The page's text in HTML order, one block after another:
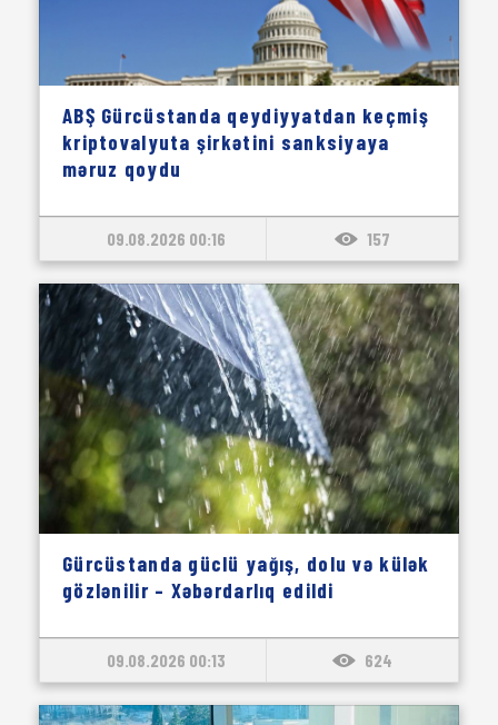
ABŞ Gürcüstanda qeydiyyatdan keçmiş
kriptovalyuta şirkətini sanksiyaya
məruz qoydu
09.08.2026 00:16 157
Gürcüstanda güclü yağış, dolu və külək
gözlənilir – Xəbərdarlıq edildi
09.08.2026 00:13 624